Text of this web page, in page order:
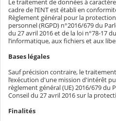
Le traitement de données à
cadre de l’ENT est établi en
Règlement général pour la
personnel (RGPD) n°2016/679 du
du 27 avril 2016 et de la loi n°78-17
l’informatique, aux fichiers et aux
Bases légales
Sauf précision contraire, le
l’exécution d'une mission d'intérêt
règlement général (UE) 2016/679 du
Conseil du 27 avril 2016 sur la
Finalités